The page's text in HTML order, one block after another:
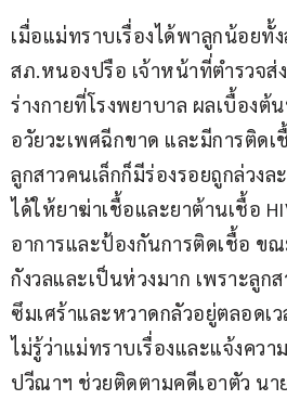
เมื่อแม่ทราบเรื่องได้พาลูกน้อยทั้
สภ.หนองปรือ เจ้าหน้าที่ตำรวจส่
ร่างกายที่โรงพยาบาล ผลเบื้องต้
อวัยวะเพศฉีกขาด และมีการติด
ลูกสาวคนเล็กก็มีร่องรอยถูกล่วง
ได้ให้ยาฆ่าเชื้อและยาต้านเชื้อ
อาการและป้องกันการติดเชื้อ ข
กังวลและเป็นห่วงมาก เพราะลูก
ซึมเศร้าและหวาดกลัวอยู่ตลอดเ
ไม่รู้ว่าแม่ทราบเรื่องและแจ้งคว
ปวีณาฯ ช่วยติดตามคดีเอาตัว นา